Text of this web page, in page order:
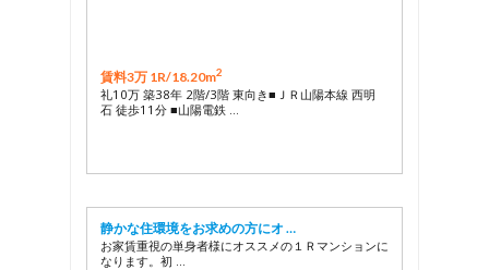
賃料3万 1R/18.20m2
礼10万 築38年 2階/3階 東向き■ＪＲ山陽本線 西明
石 徒歩11分 ■山陽電鉄 …
静かな住環境をお求めの方にオ …
お家賃重視の単身者様にオススメの１Ｒマンションに
なります。初 …